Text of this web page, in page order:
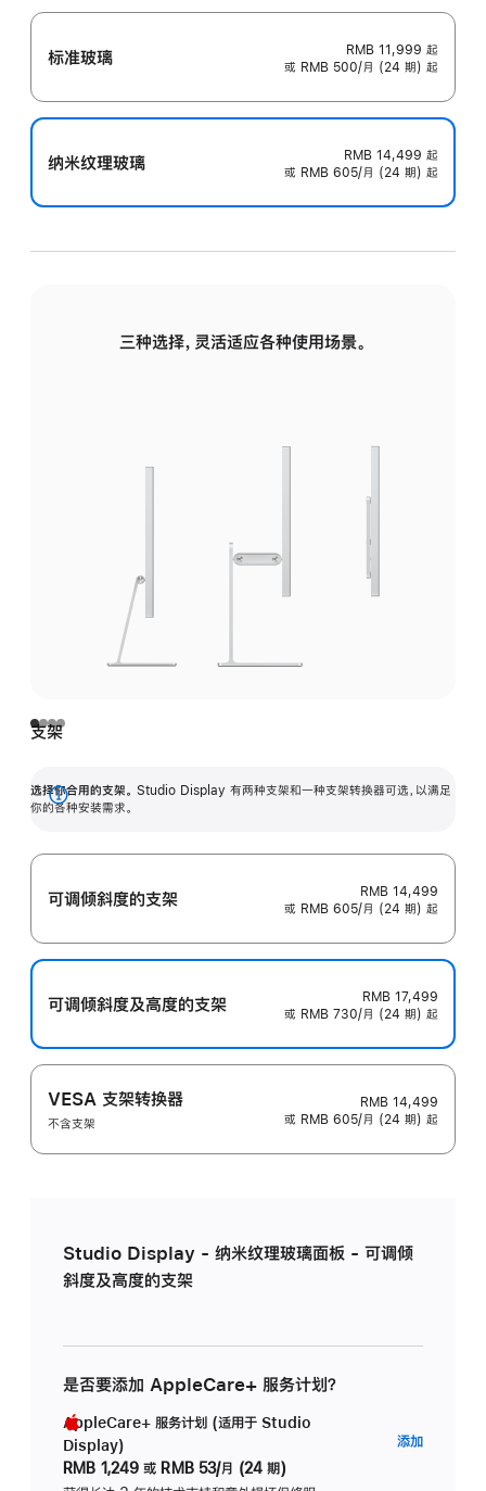
标准玻璃 RMB 11,999 起
或 RMB 500/月 (24 期) 起
纳米纹理玻璃 RMB 14,499 起
或 RMB 605/月 (24 期) 起
三种选择，灵活适应各种使用场景。
支架
选择你合用的支架。 Studio Display 有两种支架和一种支架转换器可选，以满足
你的各种安装需求。
展
可调倾斜度的支架
RMB 14,499
或 RMB 605/月 (24 期) 起
可调倾斜度及高‍度的支‍架
RMB 17,499
或 RMB 730/月 (24 期) 起
VESA 支架转换器
不含支架
RMB 14,499
或 RMB 605/月 (24 期) 起
Studio Display - 纳米纹理玻璃面板 - 可调倾
斜度及高度的支架
是否要添加 AppleCare+ 服务计划？
AppleCare+ 服务计划 (适用于 Studio
Display)
RMB 1,249 或 RMB 53/月 (24 期)
添加